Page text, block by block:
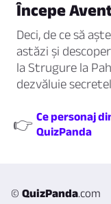
Începe
Deci, de ce să
astăzi și
la Strugure la
dezvăluie
👉 Ce personaj
QuizPanda
© QuizPanda.com